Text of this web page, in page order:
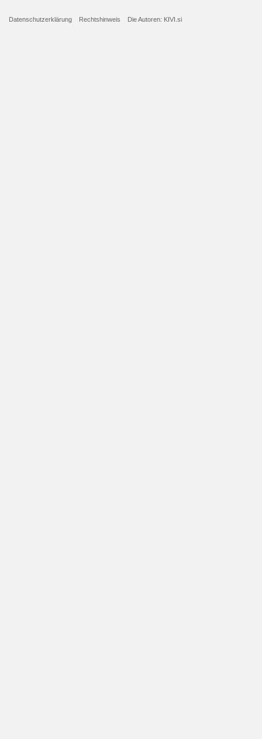
Datenschutzerklärung Rechtshinweis Die Autoren: KIVI.si